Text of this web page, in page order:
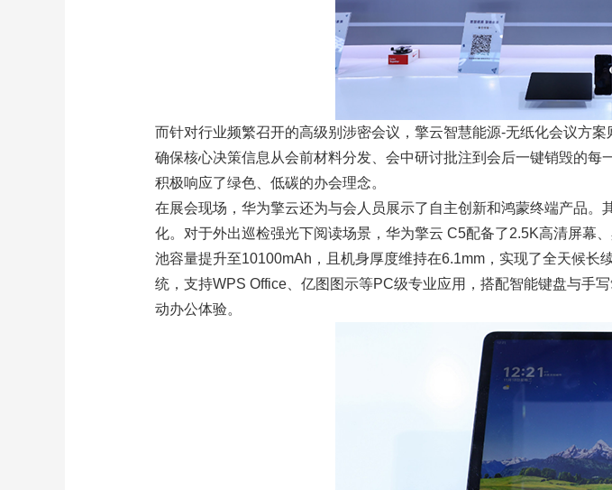
而针对行业频繁召开的高级别涉密会议，擎云智慧能源-无纸化会议方
确保核心决策信息从会前材料分发、会中研讨批注到会后一键销毁的
积极响应了绿色、低碳的办会理念。
在展会现场，华为擎云还为与会人员展示了自主创新和鸿蒙终端产品
化。对于外出巡检强光下阅读场景，华为擎云 C5配备了2.5K高清屏幕
池容量提升至10100mAh，且机身厚度维持在6.1mm，实现了全天候
统，支持WPS Office、亿图图示等PC级专业应用，搭配智能键盘与手
动办公体验。